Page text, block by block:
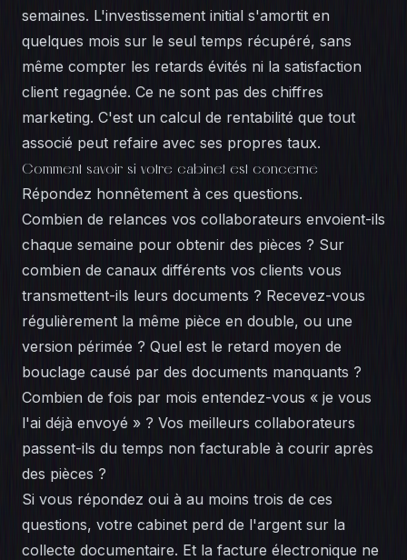
semaines. L'investissement initial s'amortit en
quelques mois sur le seul temps récupéré, sans
même compter les retards évités ni la satisfaction
client regagnée. Ce ne sont pas des chiffres
marketing. C'est un calcul de rentabilité que tout
associé peut refaire avec ses propres taux.
Comment savoir si votre cabinet est concerné
Répondez honnêtement à ces questions.
Combien de relances vos collaborateurs envoient-ils
chaque semaine pour obtenir des pièces ? Sur
combien de canaux différents vos clients vous
transmettent-ils leurs documents ? Recevez-vous
régulièrement la même pièce en double, ou une
version périmée ? Quel est le retard moyen de
bouclage causé par des documents manquants ?
Combien de fois par mois entendez-vous « je vous
l'ai déjà envoyé » ? Vos meilleurs collaborateurs
passent-ils du temps non facturable à courir après
des pièces ?
Si vous répondez oui à au moins trois de ces
questions, votre cabinet perd de l'argent sur la
collecte documentaire. Et la facture électronique ne